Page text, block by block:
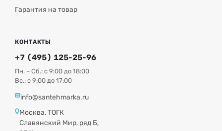
Гарантия на товар
КОНТАКТЫ
+7 (495) 125-25-96
Пн. – Сб.: с 9:00 до 18:00
Вс.: с 9:00 до 17:00
info@santehmarka.ru
Москва, ТОГК
Славянский Мир, ряд Б,